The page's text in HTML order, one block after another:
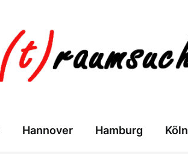
Hannover Hamburg Köln